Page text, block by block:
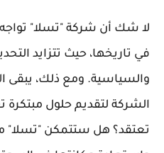
لا شك أن شركة "تسلا"
في تاريخها، حيث تتزايد
والسياسية. ومع ذلك، يبقى
الشركة لتقديم حلول مبتكرة
تعتقد؟ هل ستتمكن "تسلا"